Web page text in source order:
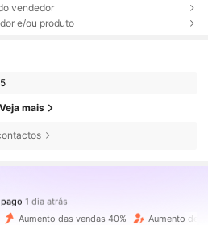
vendedor
e/ou produto
Veja mais
1 dia atrás
seguiu
Aumento das vendas 40% Aumento de